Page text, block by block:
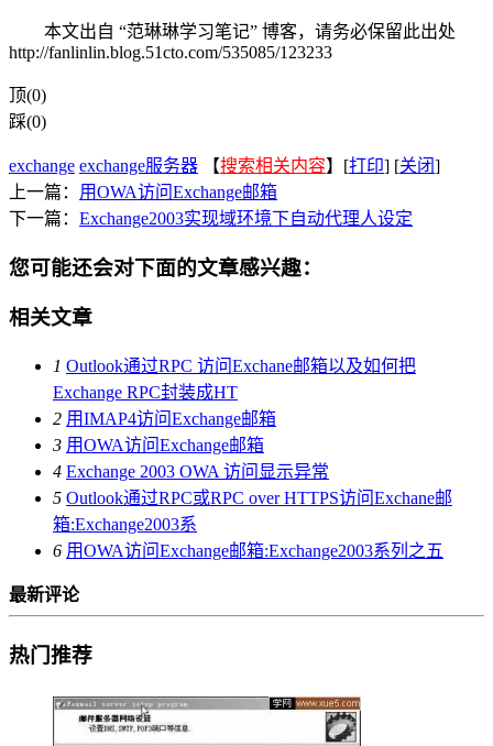
本文出自 “范琳琳学习笔记” 博客，请务必保留此出处
http://fanlinlin.blog.51cto.com/535085/123233
顶(0)
踩(0)
exchange exchange服务器 【搜索相关内容】[打印] [关闭]
上一篇： 用OWA访问Exchange邮箱
下一篇： Exchange2003实现域环境下自动代理人设定
您可能还会对下面的文章感兴趣：
相关文章
1 Outlook通过RPC 访问Exchane邮箱以及如何把
Exchange RPC封装成HT
2 用IMAP4访问Exchange邮箱
3 用OWA访问Exchange邮箱
4 Exchange 2003 OWA 访问显示异常
5 Outlook通过RPC或RPC over HTTPS访问Exchane邮
箱:Exchange2003系
6 用OWA访问Exchange邮箱:Exchange2003系列之五
最新评论
热门推荐